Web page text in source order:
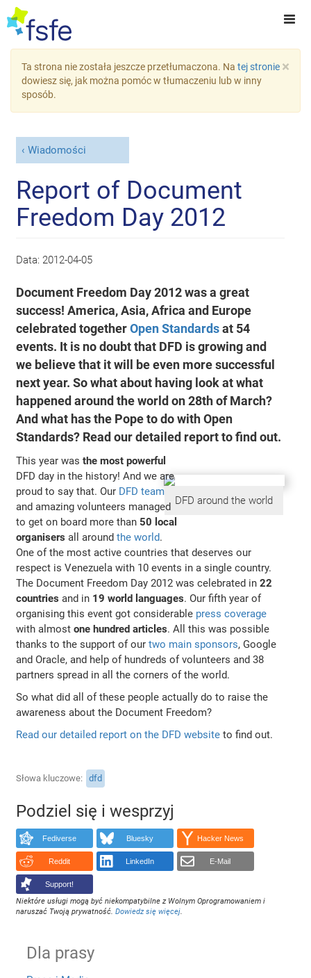
×
Ta strona nie została jeszcze przetłumaczona. Na tej stronie
dowiesz się, jak można pomóc w tłumaczeniu lub w inny
sposób.
Wiadomości
Report of Document
Freedom Day 2012
Data: 2012-04-05
Document Freedom Day 2012 was a great
success!America, Asia, Africa and Europe
celebrated togetherOpen Standardsat 54
events. It is no doubt that DFD is growing and
we believe that it will be even more successful
next year. So what about having look at what
happened around the world on 28th of March?
And what has the Pope to do with Open
Standards? Read our detailed report to find out.
DFD around the world
This year wasthe most powerful
DFD day in the history! And we are
proud to say that. Our DFD team
and amazing volunteers managed
to get on board more than50 local
organisers all aroundthe world.
One of the most active countries that deserves our
respect is Venezuela with 10 events in a single country.
The Document Freedom Day 2012 was celebrated in22
countries and in 19 world languages. Our fifth year of
organising this event got considerable press coverage
with almostone hundred articles. All this was possible
thanks to the support of ourtwo main sponsors, Google
and Oracle, and help of hundreds of volunteers and 38
partners spread in all the corners of the world.
So what did all of these people actually do to raise the
awareness about the Document Freedom?
Read our detailed report on the DFD website to find out.
Słowa kluczowe dfd
Podziel się i wesprzyj
Fediverse Bluesky Hacker News
Reddit LinkedIn E-Mail
Support!
Niektóre usługi mogą być niekompatybilne z Wolnym Oprogramowaniem i
naruszać Twoją prywatność.Dowiedz się więcej.
Dla prasy